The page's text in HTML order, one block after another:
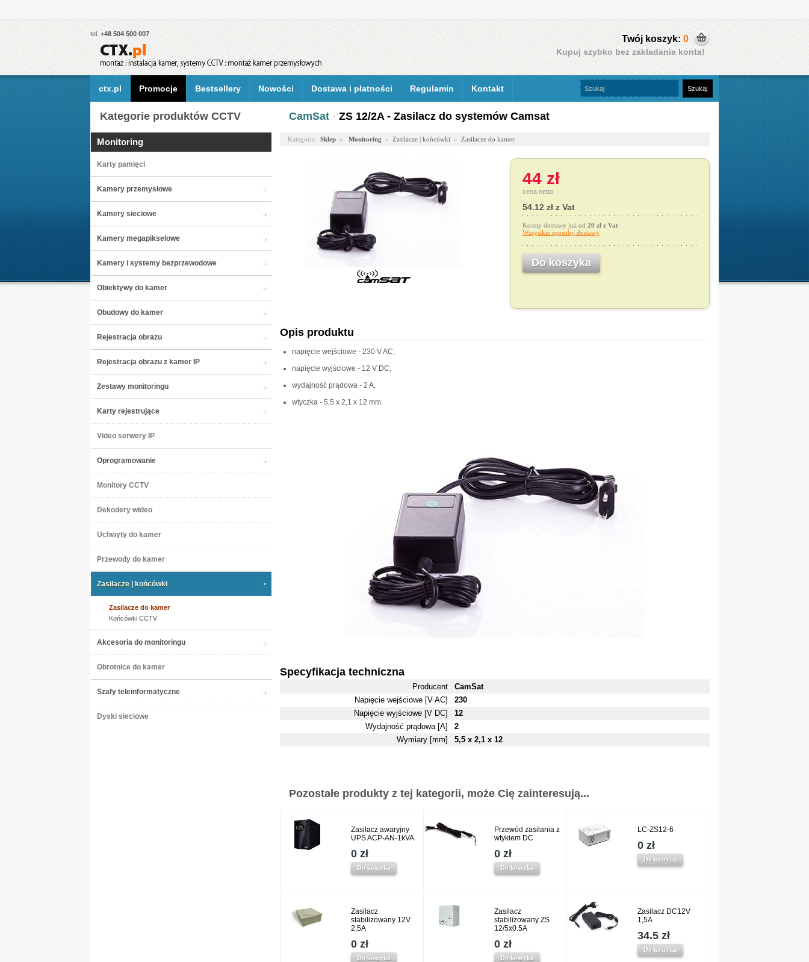
tel. +48 504 500 007 Twój koszyk: 0
Kupuj szybko bez zakładania konta!
ctx.pl Promocje Bestsellery Nowości Dostawa i płatności Regulamin Kontakt
Kategorie produktów CCTV
Monitoring
Karty pamięci
Kamery przemysłowe
Kamery sieciowe
Kamery megapikselowe
Kamery i systemy bezprzewodowe
Obiektywy do kamer
Obudowy do kamer
Rejestracja obrazu
Rejestracja obrazu z kamer IP
Zestawy monitoringu
Karty rejestrujące
Video serwery IP
Oprogramowanie
Monitory CCTV
Dekodery wideo
Uchwyty do kamer
Przewody do kamer
Zasilacze | końcówki
Zasilacze do kamer
Końcówki CCTV
Akcesoria do monitoringu
Obrotnice do kamer
Szafy teleinformatyczne
Dyski sieciowe
CamSat · ZS 12/2A - Zasilacz do systemów Camsat
Kategoria: Sklep » Monitoring » Zasilacze | końcówki » Zasilacze do kamer
44 zł
cena netto
54.12 zł z Vat
Koszty dostawy już od 20 zł z Vat
Wszystkie sposoby dostawy
Do koszyka
Opis produktu
napięcie wejściowe - 230 V AC,
napięcie wyjściowe - 12 V DC,
wydajność prądowa - 2 A,
wtyczka - 5,5 x 2,1 x 12 mm.
Specyfikacja techniczna
Producent
CamSat
Napięcie wejściowe [V AC]
230
Napięcie wyjściowe [V DC]
12
Wydajność prądowa [A]
2
Wymiary [mm]
5,5 x 2,1 x 12
Pozostałe produkty z tej kategorii, może Cię zainteresują...
Zasilacz awaryjny
UPS ACP-AN-1kVA
0 zł
Do koszyka
Przewód zasilania z
wtykiem DC
0 zł
Do koszyka
LC-ZS12-6
0 zł
Do koszyka
Zasilacz
stabilizowany 12V
2,5A
0 zł
Do koszyka
Zasilacz
stabilizowany ZS
12/5x0.5A
0 zł
Do koszyka
Zasilacz DC12V
1,5A
34.5 zł
Do koszyka